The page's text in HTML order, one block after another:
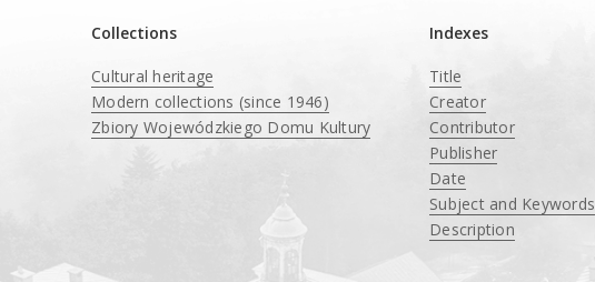
Collections
Cultural heritage
Modern collections (since 1946)
Zbiory Wojewódzkiego Domu Kultury
Indexes
Title
Creator
Contributor
Publisher
Date
Subject and Keywords
Description